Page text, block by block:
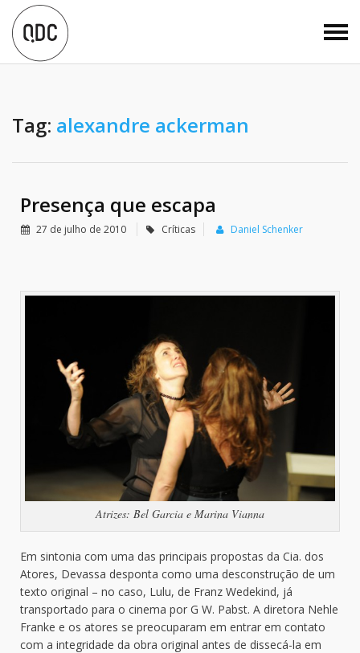
Tag: alexandre ackerman
Presença que escapa
27 de julho de 2010 Críticas Daniel Schenker
Atrizes: Bel Garcia e Marina Vianna
Em sintonia com uma das principais propostas da Cia. dos
Atores, Devassa desponta como uma desconstrução de um
texto original – no caso, Lulu, de Franz Wedekind, já
transportado para o cinema por G W. Pabst. A diretora Nehle
Franke e os atores se preocuparam em entrar em contato
com a integridade da obra original antes de dissecá-la em